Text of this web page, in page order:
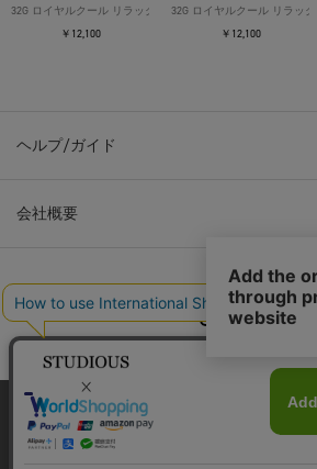
32G ロイヤルクール リラックスTシャツ
￥12,100
32G ロイヤルクール リラッ
￥12,100
ヘルプ/ガイド
会社概要
© TOKYO BASE CO., LTD
当サイトはクッキー(cookie)を使用します。ク
の一部の機能および、サイトの使用状況の分
ング活動に利用することを目的としています。